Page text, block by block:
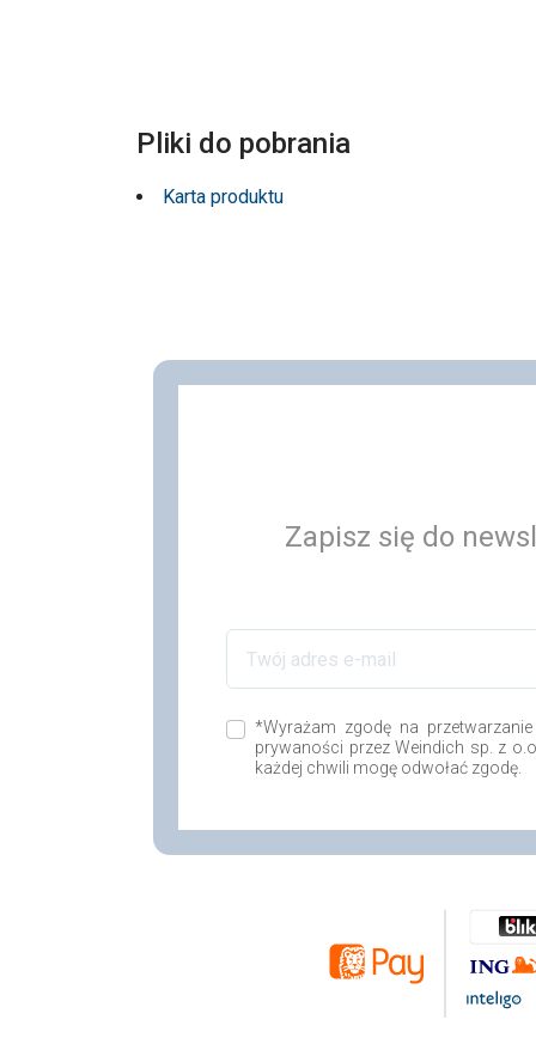
Pliki do pobrania
Karta produktu
Zapisz się do
*Wyrażam zgodę na
prywaności przez Weindich sp. z
każdej chwili mogę odwołać zgodę.